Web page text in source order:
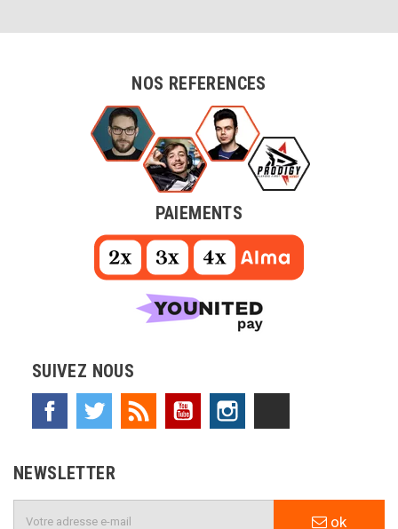
NOS REFERENCES
PAIEMENTS
SUIVEZ NOUS
Facebook Twitter Rss YouTube
NEWSLETTER
ok